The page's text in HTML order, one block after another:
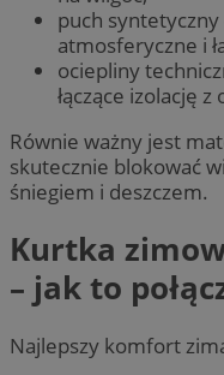
puch
atmosferyczne i
ociepliny
łączące izolację
Równie ważny jest
skutecznie blokować
śniegiem i deszczem.
Kurtka
– jak to
Najlepszy komfort